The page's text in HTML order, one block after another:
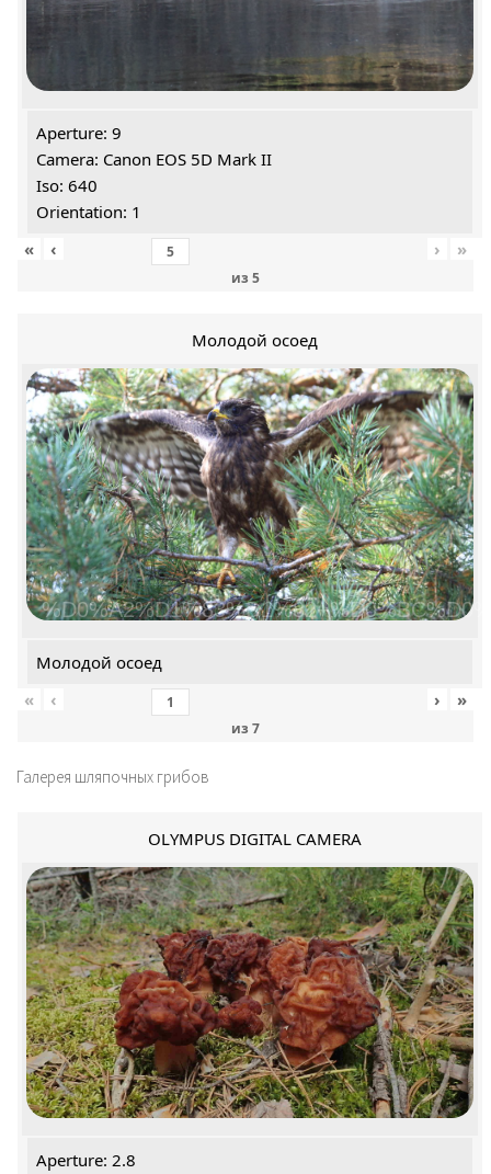
Aperture: 9
Camera: Canon EOS 5D Mark II
Iso: 640
Orientation: 1
«
‹
из 5
› »
Молодой осоед
Молодой осоед
«
‹
из 7
› »
Галерея шляпочных грибов
OLYMPUS DIGITAL CAMERA
Aperture: 2.8